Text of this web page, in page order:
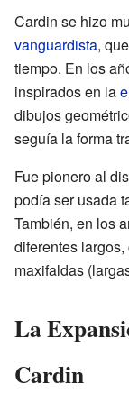
Cardin se hizo
vanguardista,
tiempo. En los
inspirados en la
dibujos
seguía la forma
Fue pionero al
podía ser usada
También, en los
diferentes
maxifaldas
La
Cardin